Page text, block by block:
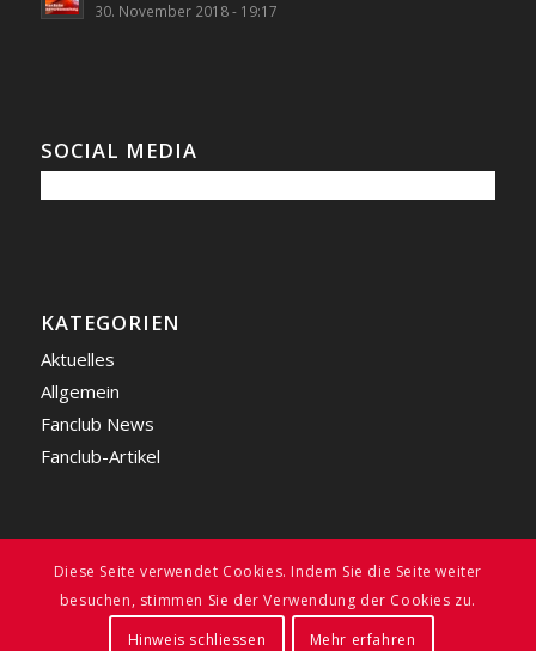
30. November 2018 - 19:17
SOCIAL MEDIA
KATEGORIEN
Aktuelles
Allgemein
Fanclub News
Fanclub-Artikel
© FC BAYERN FREUNDE LIECHTENSTEIN2026 | ALL RIGHTS RESERVED |
SWISS MEDIA DESIGN
Diese Seite verwendet Cookies. Indem Sie die Seite weiter
besuchen, stimmen Sie der Verwendung der Cookies zu.
Hinweis schliessen
Mehr erfahren